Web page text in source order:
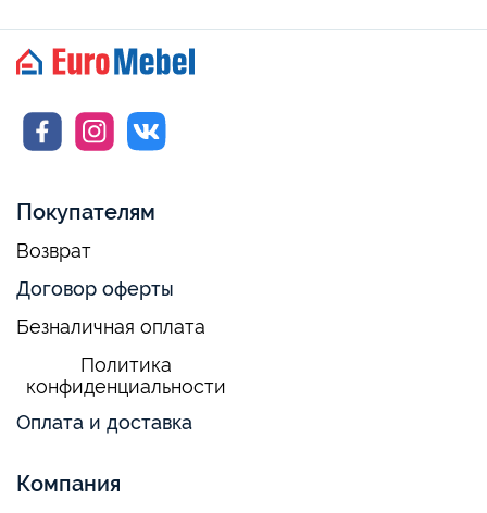
Покупателям
Возврат
Договор оферты
Безналичная оплата
Политика
конфиденциальности
Оплата и доставка
Компания